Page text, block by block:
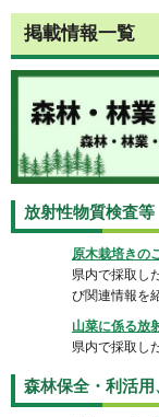
掲載情報一覧
放射性物質検査等
原木栽培きの
県内で採取し
び関連情報を
山菜に係る放
県内で採取し
森林保全・利活